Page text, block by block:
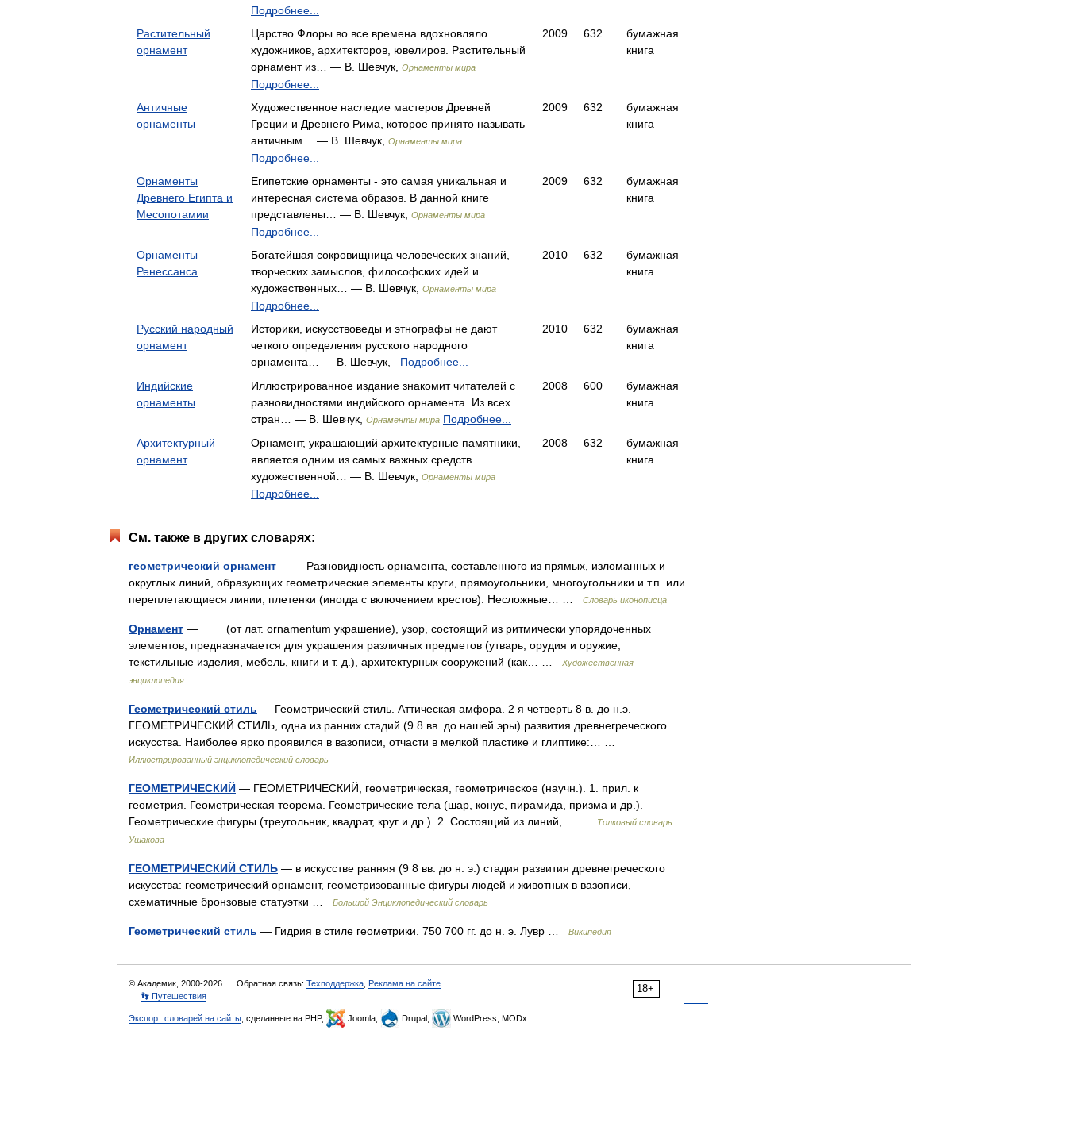
Подробнее...
Растительный
орнамент
Царство Флоры во все времена вдохновляло
художников, архитекторов, ювелиров. Растительный
орнамент из… — В. Шевчук,
Орнаменты мира
Подробнее...
2009 632
бумажная
книга
Античные
орнаменты
Художественное наследие мастеров Древней
Греции и Древнего Рима, которое принято называть
античным… — В. Шевчук,
Орнаменты мира
Подробнее...
2009 632
бумажная
книга
Орнаменты
Древнего Египта и
Месопотамии
Египетские орнаменты - это самая уникальная и
интересная система образов. В данной книге
представлены… — В. Шевчук,
Орнаменты мира
Подробнее...
2009 632
бумажная
книга
Орнаменты
Ренессанса
Богатейшая сокровищница человеческих знаний,
творческих замыслов, философских идей и
художественных… — В. Шевчук,
Орнаменты мира
Подробнее...
2010 632
бумажная
книга
Русский народный
орнамент
Историки, искусствоведы и этнографы не дают
четкого определения русского народного
орнамента… — В. Шевчук,
- Подробнее...
2010 632
бумажная
книга
Индийские
орнаменты
Иллюстрированное издание знакомит читателей с
разновидностями индийского орнамента. Из всех
стран… — В. Шевчук,
Орнаменты мира Подробнее...
2008 600
бумажная
книга
Архитектурный
орнамент
Орнамент, украшающий архитектурные памятники,
является одним из самых важных средств
художественной… — В. Шевчук,
Орнаменты мира
Подробнее...
2008 632
бумажная
книга
См. также в других словарях:
геометрический орнамент — Разновидность орнамента, составленного из прямых, изломанных и
округлых линий, образующих геометрические элементы круги, прямоугольники, многоугольники и т.п. или
переплетающиеся линии, плетенки (иногда с включением крестов). Несложные… …
Словарь иконописца
Орнамент — (от лат. ornamentum украшение), узор, состоящий из ритмически упорядоченных
элементов; предназначается для украшения различных предметов (утварь, орудия и оружие,
текстильные изделия, мебель, книги и т. д.), архитектурных сооружений (как… …
Художественная
энциклопедия
Геометрический стиль — Геометрический стиль. Аттическая амфора. 2 я четверть 8 в. до н.э.
ГЕОМЕТРИЧЕСКИЙ СТИЛЬ, одна из ранних стадий (9 8 вв. до нашей эры) развития древнегреческого
искусства. Наиболее ярко проявился в вазописи, отчасти в мелкой пластике и глиптике:… …
Иллюстрированный энциклопедический словарь
ГЕОМЕТРИЧЕСКИЙ — ГЕОМЕТРИЧЕСКИЙ, геометрическая, геометрическое (научн.). 1. прил. к
геометрия. Геометрическая теорема. Геометрические тела (шар, конус, пирамида, призма и др.).
Геометрические фигуры (треугольник, квадрат, круг и др.). 2. Состоящий из линий,… …
Толковый словарь
Ушакова
ГЕОМЕТРИЧЕСКИЙ СТИЛЬ — в искусстве ранняя (9 8 вв. до н. э.) стадия развития древнегреческого
искусства: геометрический орнамент, геометризованные фигуры людей и животных в вазописи,
схематичные бронзовые статуэтки …
Большой Энциклопедический словарь
Геометрический стиль — Гидрия в стиле геометрики. 750 700 гг. до н. э. Лувр … Википедия
18+
© Академик, 2000-2026 Обратная связь: Техподдержка Реклама на сайте
👣 Путешествия
Экспорт словарей на сайты , сделанные на PHP, Joomla, Drupal, WordPress, MODx.